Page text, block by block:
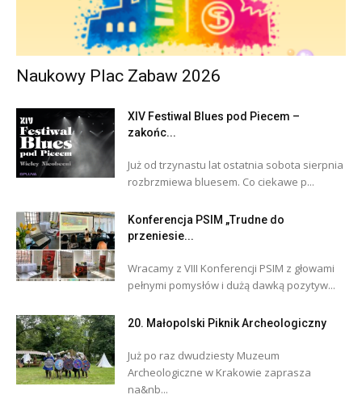
Naukowy Plac Zabaw 2026
XIV Festiwal Blues pod Piecem –
zakońc...
Już od trzynastu lat ostatnia sobota sierpnia
rozbrzmiewa bluesem. Co ciekawe p...
Konferencja PSIM „Trudne do
przeniesie...
Wracamy z VIII Konferencji PSIM z głowami
pełnymi pomysłów i dużą dawką pozytyw...
20. Małopolski Piknik Archeologiczny
Już po raz dwudziesty Muzeum
Archeologiczne w Krakowie zaprasza
na&nb...